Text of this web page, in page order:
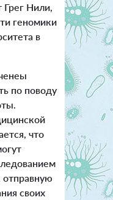
Нили,
геномики
в
по поводу
что
отправную
своих